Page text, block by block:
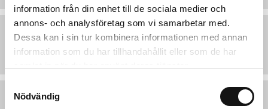
information från din enhet till de sociala medier och
annons- och analysföretag som vi samarbetar med.
Dessa kan i sin tur kombinera informationen med annan
information som du har tillhandahållit eller som de har
Nödvändig
Hur får jag min faktura?
Hur lång är leveranstiden?